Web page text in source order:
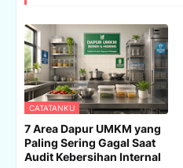
CATATANKU
7 Area Dapur UMKM yang
Paling Sering Gagal Saat
Audit Kebersihan Internal